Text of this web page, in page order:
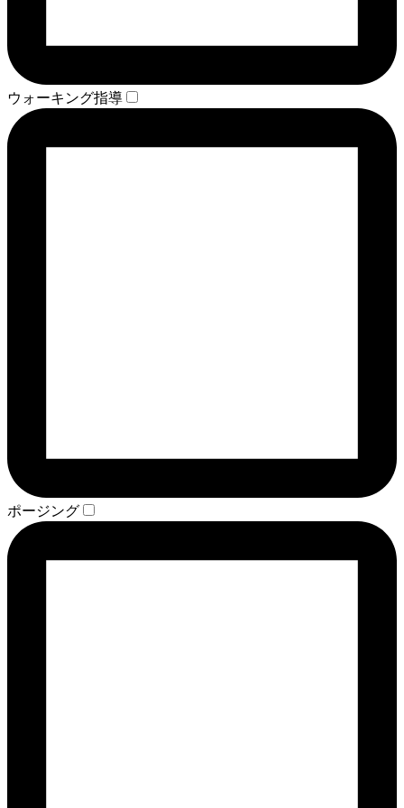
ウォーキング指導
ポージング